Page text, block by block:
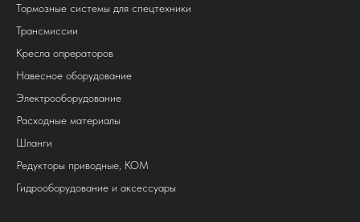
Тормозные системы для спецтехники
Трансмиссии
Кресла опрераторов
Навесное оборудование
Электрооборудование
Расходные материалы
Шланги
Редукторы приводные, КОМ
Гидрооборудование и аксессуары